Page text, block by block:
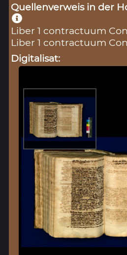
Quellenverweis in der
Liber 1 contractuum
Liber 1 contractuum
Digitalisat: